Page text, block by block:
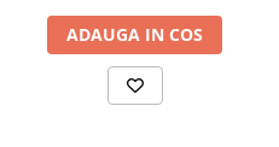
ADAUGA IN COS